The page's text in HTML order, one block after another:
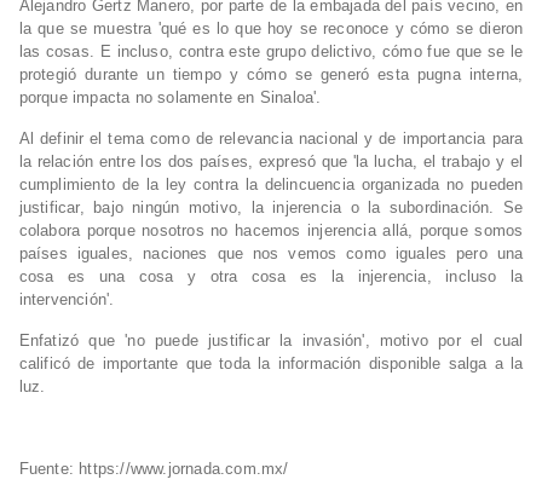
Alejandro Gertz Manero, por parte de la embajada del país vecino, en
la que se muestra 'qué es lo que hoy se reconoce y cómo se dieron
las cosas. E incluso, contra este grupo delictivo, cómo fue que se le
protegió durante un tiempo y cómo se generó esta pugna interna,
porque impacta no solamente en Sinaloa'.
Al definir el tema como de relevancia nacional y de importancia para
la relación entre los dos países, expresó que 'la lucha, el trabajo y el
cumplimiento de la ley contra la delincuencia organizada no pueden
justificar, bajo ningún motivo, la injerencia o la subordinación. Se
colabora porque nosotros no hacemos injerencia allá, porque somos
países iguales, naciones que nos vemos como iguales pero una
cosa es una cosa y otra cosa es la injerencia, incluso la
intervención'.
Enfatizó que 'no puede justificar la invasión', motivo por el cual
calificó de importante que toda la información disponible salga a la
luz.
Fuente: https://www.jornada.com.mx/